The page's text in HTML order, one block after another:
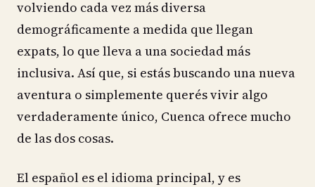
volviendo cada vez más diversa
demográficamente a medida que llegan
expats, lo que lleva a una sociedad más
inclusiva. Así que, si estás buscando una nueva
aventura o simplemente querés vivir algo
verdaderamente único, Cuenca ofrece mucho
de las dos cosas.
El español es el idioma principal, y es